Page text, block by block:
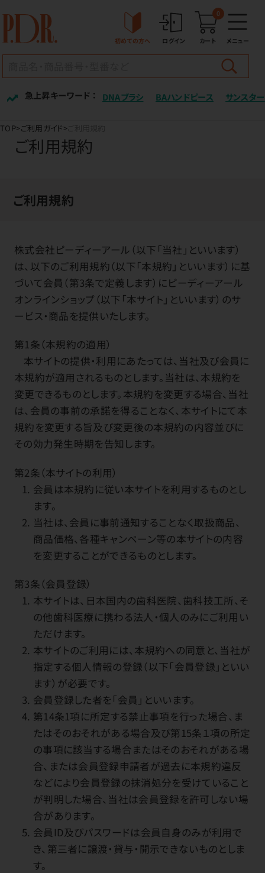
初めての方へ ログイン カート
0
メニュー
急上昇キーワード ： DNAブラシ BAハンドピース サンスター
TOP ご利用ガイド
ご利用規約
ご利用規約
株式会社ピーディーアール（以下「当社」といいます）
は、以下のご利用規約（以下「本規約」といいます）に基
づいて会員（第3条で定義します）にピーディーアール
オンラインショップ（以下「本サイト」といいます）のサ
ービス・商品を提供いたします。
第1条（本規約の適用）
本サイトの提供・利用にあたっては、当社及び会員に
本規約が適用されるものとします。当社は、本規約を
変更できるものとします。本規約を変更する場合、当社
は、会員の事前の承諾を得ることなく、本サイトにて本
規約を変更する旨及び変更後の本規約の内容並びに
その効力発生時期を告知します。
第2条（本サイトの利用）
会員は本規約に従い本サイトを利用するものとし
ます。
当社は、会員に事前通知することなく取扱商品、
商品価格、各種キャンペーン等の本サイトの内容
を変更することができるものとします。
第3条（会員登録）
本サイトは、日本国内の歯科医院、歯科技工所、そ
の他歯科医療に携わる法人・個人のみにご利用い
ただけます。
本サイトのご利用には、本規約への同意と、当社が
指定する個人情報の登録（以下「会員登録」といい
ます）が必要です。
会員登録した者を「会員」といいます。
第14条1項に所定する禁止事項を行った場合、ま
たはそのおそれがある場合及び第15条１項の所定
の事項に該当する場合またはそのおそれがある場
合、または会員登録申請者が過去に本規約違反
などにより会員登録の抹消処分を受けていること
が判明した場合、当社は会員登録を許可しない場
合があります。
会員ID及びパスワードは会員自身のみが利用で
き、第三者に譲渡・貸与・開示できないものとしま
す。